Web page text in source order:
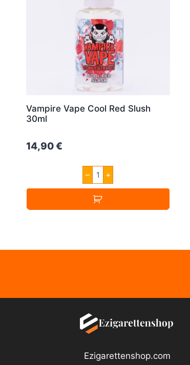
Vampire Vape Cool Red Slush
30ml
14,90€
–
Vampire
Vape
Cool
Red
Slush
30ml
+
Ezigarettenshop.com